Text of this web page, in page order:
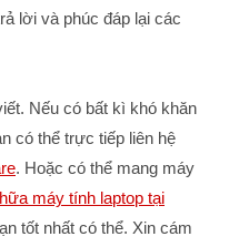
lời và phúc đáp lại các
Nếu có bất kì khó khăn
có thể trực tiếp liên hệ
. Hoặc có thể mang máy
máy tính laptop tại
tốt nhất có thể. Xin cám